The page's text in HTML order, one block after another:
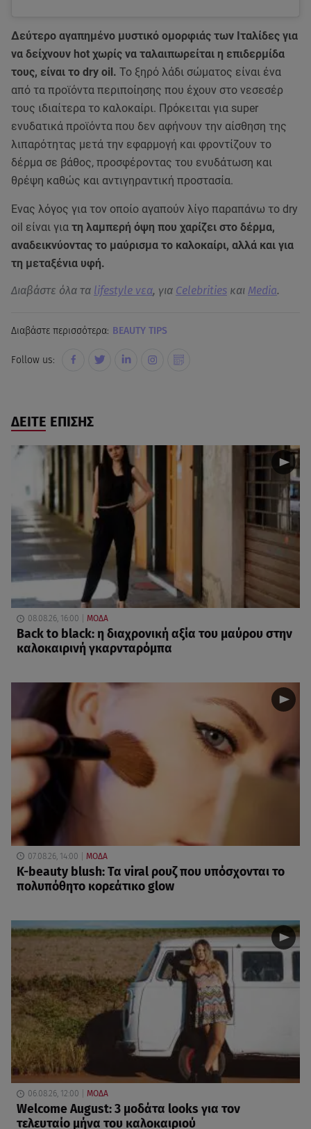
Δεύτερο αγαπημένο μυστικό ομορφιάς των Ιταλίδες για
να δείχνουν hot χωρίς να ταλαιπωρείται η επιδερμίδα
τους, είναι το dry oil. Το ξηρό λάδι σώματος είναι ένα
από τα προϊόντα περιποίησης που έχουν στο νεσεσέρ
τους ιδιαίτερα το καλοκαίρι. Πρόκειται για super
ενυδατικά προϊόντα που δεν αφήνουν την αίσθηση της
λιπαρότητας μετά την εφαρμογή και φροντίζουν το
δέρμα σε βάθος, προσφέροντας του ενυδάτωση και
θρέψη καθώς και αντιγηραντική προστασία.
Ενας λόγος για τον οποίο αγαπούν λίγο παραπάνω το dry
oil είναι για τη λαμπερή όψη που χαρίζει στο δέρμα,
αναδεικνύοντας το μαύρισμα το καλοκαίρι, αλλά και για
τη μεταξένια υφή.
Διαβάστε όλα τα lifestyle νεα, για Celebrities και Media.
Διαβάστε περισσότερα: BEAUTY TIPS
Follow us:
ΔΕΙΤΕ ΕΠΙΣΗΣ
08.08.26, 16:00 ΜΟΔΑ
Back to black: η διαχρονική αξία του μαύρου στην
καλοκαιρινή γκαρνταρόμπα
07.08.26, 14:00 ΜΟΔΑ
K-beauty blush: Τα viral ρουζ που υπόσχονται το
πολυπόθητο κορεάτικο glow
06.08.26, 12:00 ΜΟΔΑ
Welcome August: 3 μοδάτα looks για τον
τελευταίο μήνα του καλοκαιριού